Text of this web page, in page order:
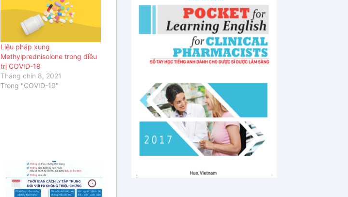
Liệu pháp xung
Methylprednisolone trong điều
trị COVID-19
Tháng chín 8, 2021
Trong "COVID-19"